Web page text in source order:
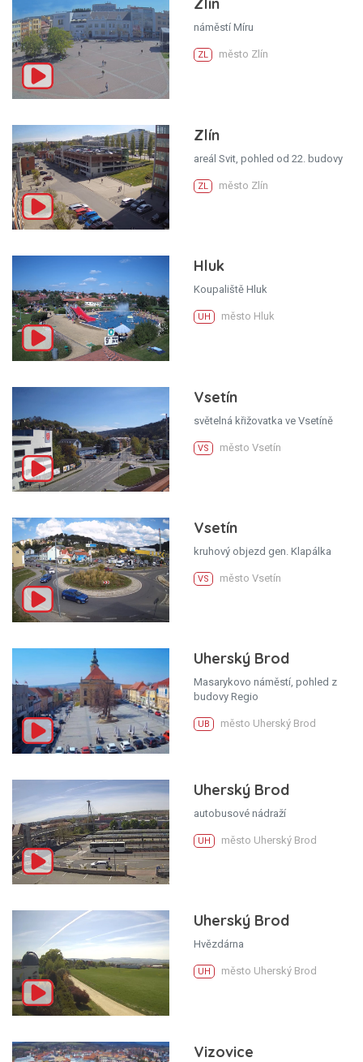
Zlín
náměstí Míru
ZL město Zlín
Zlín
areál Svit, pohled od 22. budovy
ZL město Zlín
Hluk
Koupaliště Hluk
UH město Hluk
Vsetín
světelná křižovatka ve Vsetíně
VS město Vsetín
Vsetín
kruhový objezd gen. Klapálka
VS město Vsetín
Uherský Brod
Masarykovo náměstí, pohled z
budovy Regio
UB město Uherský Brod
Uherský Brod
autobusové nádraží
UH město Uherský Brod
Uherský Brod
Hvězdárna
UH město Uherský Brod
Vizovice